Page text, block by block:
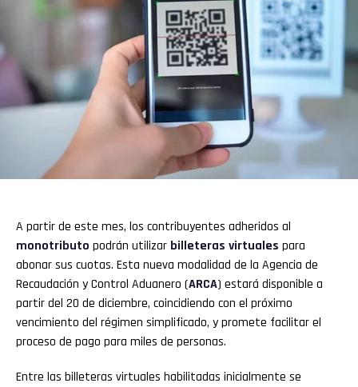
A partir de este mes, los contribuyentes adheridos al
monotributo podrán utilizar billeteras virtuales para
abonar sus cuotas. Esta nueva modalidad de la Agencia de
Recaudación y Control Aduanero (ARCA) estará disponible a
partir del 20 de diciembre, coincidiendo con el próximo
vencimiento del régimen simplificado, y promete facilitar el
proceso de pago para miles de personas.
Entre las billeteras virtuales habilitadas inicialmente se